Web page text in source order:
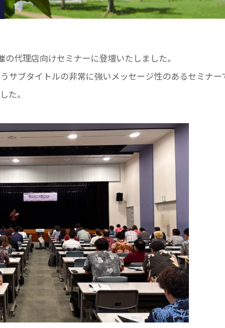
代理店向けセミナーに登壇いたしました。
サブタイトルの非常に強いメッセージ性のあるセミナー
た。